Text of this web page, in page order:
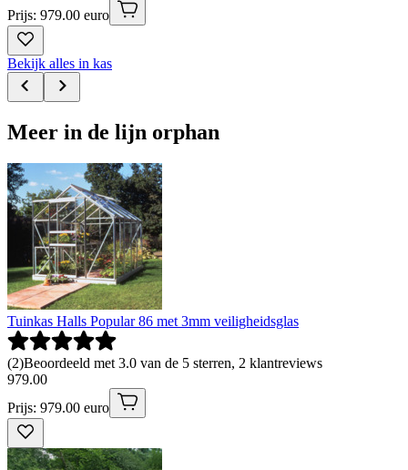
Prijs: 979.00 euro
Bekijk alles in kas
Meer in de lijn orphan
Tuinkas Halls Popular 86 met 3mm veiligheidsglas
(2)Beoordeeld met 3.0 van de 5 sterren, 2 klantreviews
979.00
Prijs: 979.00 euro